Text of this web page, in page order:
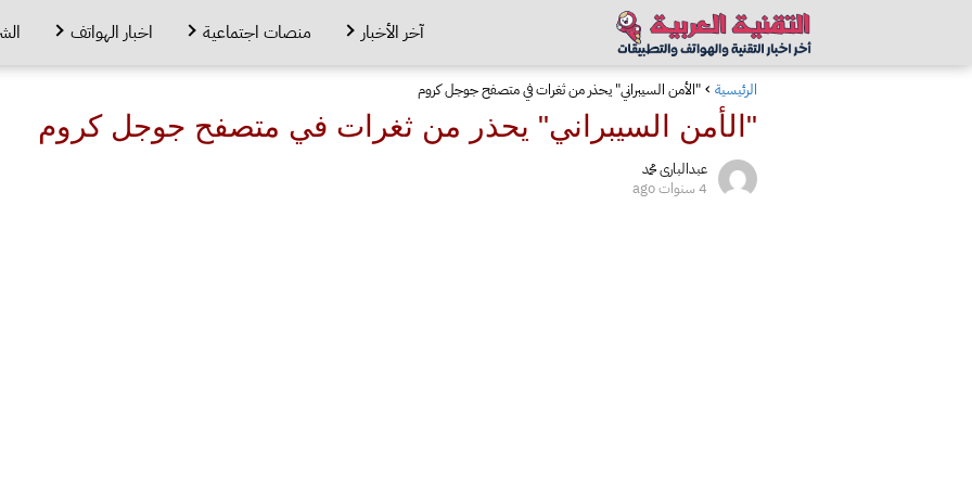
آخر الأخبار منصات اجتماعية اخبار الهواتف
الرئيسية "الأمن السيبراني" يحذر من ثغرات في متصفح جوجل كروم
"الأمن السيبراني" يحذر من ثغرات في متصفح جوجل كروم
عبدالبارى محمد
4 سنوات ago